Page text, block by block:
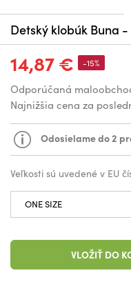
Detský klobúk Buna
14,87 € -15%
Odporúčaná
Najnižšia cena za
Odosielame do 2
Veľkosti sú uvedené v EU
VLOŽIŤ DO